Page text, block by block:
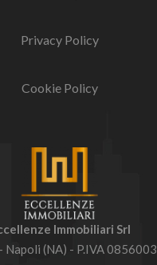
Privacy Policy
Cookie Policy
Immobiliari Srl
Napoli (NA) - P.IVA